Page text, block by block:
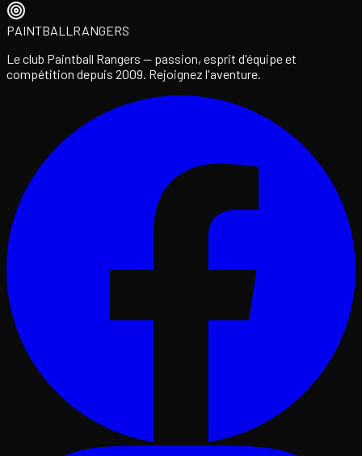
PAINTBALL RANGERS
Le club Paintball Rangers — passion, esprit d'équipe et
compétition depuis 2009. Rejoignez l'aventure.